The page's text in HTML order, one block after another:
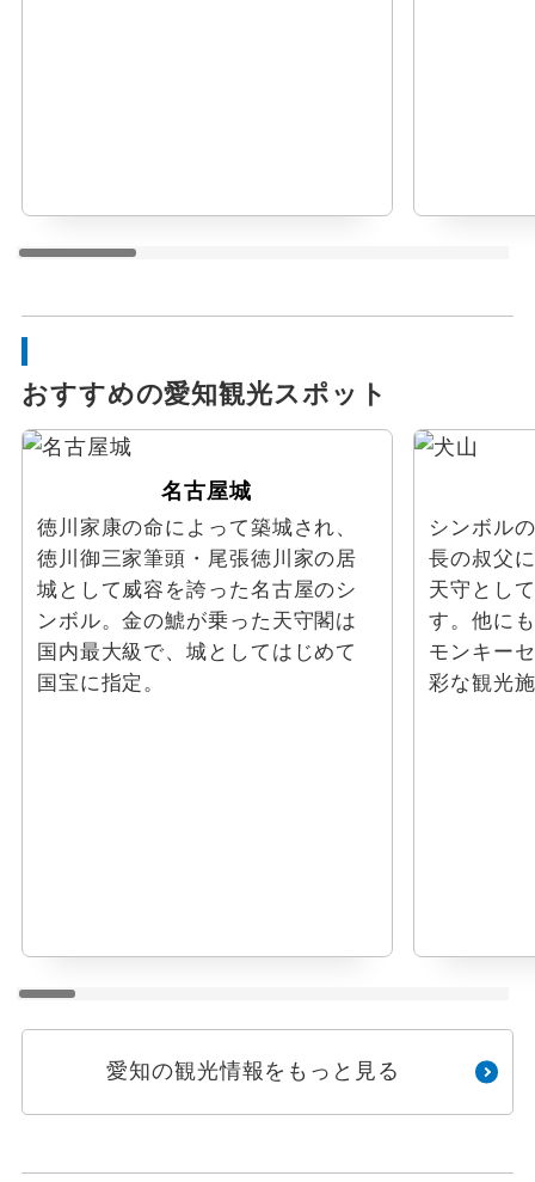
おすすめの愛知観光スポット
名古屋城
徳川家康の命によって築城され、
徳川御三家筆頭・尾張徳川家の居
城として威容を誇った名古屋のシ
ンボル。金の鯱が乗った天守閣は
国内最大級で、城としてはじめて
国宝に指定。
シンボル
長の叔父
天守とし
す。他に
モンキー
彩な観光
愛知の観光情報をもっと見る